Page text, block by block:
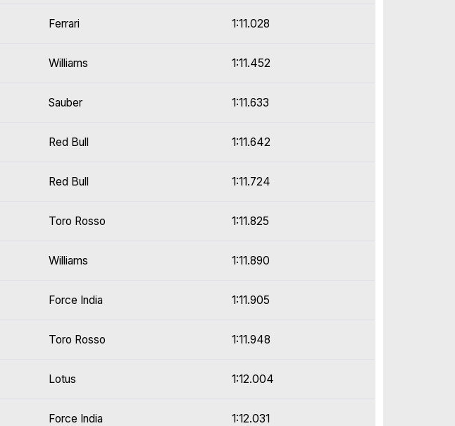
Ferrari 1:11.028
Williams 1:11.452
Sauber 1:11.633
Red Bull 1:11.642
Red Bull 1:11.724
Toro Rosso 1:11.825
Williams 1:11.890
Force India 1:11.905
Toro Rosso 1:11.948
Lotus 1:12.004
Force India 1:12.031